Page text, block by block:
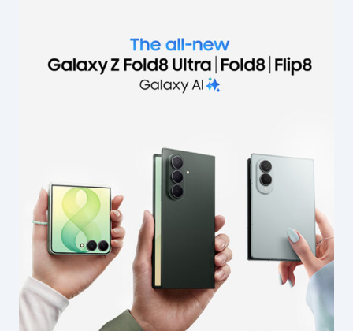
Các trường bắt buộc được đánh dấu
Nội dung*
Tên của bạn*
Email